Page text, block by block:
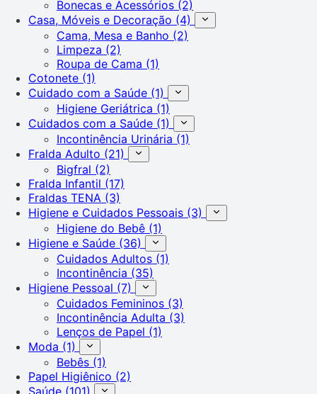
Bonecas e Acessórios (2)
Casa, Móveis e Decoração (4)
Cama, Mesa e Banho (2)
Limpeza (2)
Roupa de Cama (1)
Cotonete (1)
Cuidado com a Saúde (1)
Higiene Geriátrica (1)
Cuidados com a Saúde (1)
Incontinência Urinária (1)
Fralda Adulto (21)
Bigfral (2)
Fralda Infantil (17)
Fraldas TENA (3)
Higiene e Cuidados Pessoais (3)
Higiene do Bebê (1)
Higiene e Saúde (36)
Cuidados Adultos (1)
Incontinência (35)
Higiene Pessoal (7)
Cuidados Femininos (3)
Incontinência Adulta (3)
Lenços de Papel (1)
Moda (1)
Bebês (1)
Papel Higiênico (2)
Saúde (101)